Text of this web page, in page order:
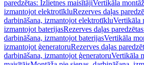
paredzētas: Izlietnes maisītājiVertikāla
izmantojot elektrotīkluRezerves daļas
darbināšana, izmantojot elektrotīkluVertikāla
izmantojot baterijasRezerves daļas
darbināšana, izmantojot baterijasVertikāla
izmantojot ģeneratoruRezerves daļas
darbināšana, izmantojot ģeneratoruVertikāla